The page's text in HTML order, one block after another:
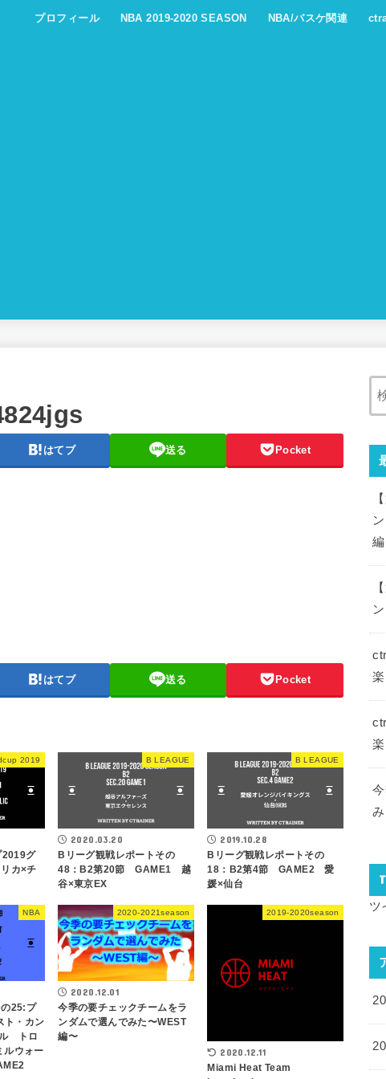
プロフィール NBA 2019-2020 SEASON NBA/バスケ関連
はてブ 送る Pocket
はてブ 送る Pocket
2019
2019グ
カ×チ
B LEAGUE
2020.03.20
Bリーグ観戦レポートその
48：B2第20節 GAME1 越
谷×東京EX
B LEAGUE
2019.10.28
Bリーグ観戦レポートその
18：B2第4節 GAME2 愛
媛×仙台
NBA
25:プ
ト・カン
ル トロ
ルウォー
2020-2021season
2020.12.01
今季の要チェックチームをラ
ンダムで選んでみた〜WEST
編〜
2019-2020season
2020.12.11
Miami Heat Team
ツ